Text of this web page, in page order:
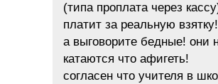
(типа проплата через
платит за реальную взятку!
а выговорите бедные! они
катаются что афигеть!
согласен что учителя в